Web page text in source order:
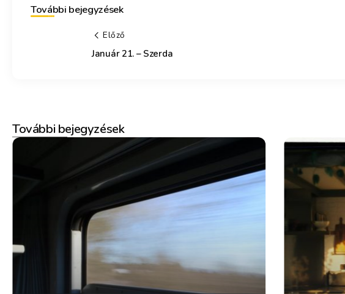
További bejegyzések
Előző
Január 21. – Szerda
További bejegyzések